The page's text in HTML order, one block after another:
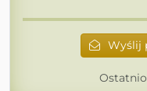
Wyślij